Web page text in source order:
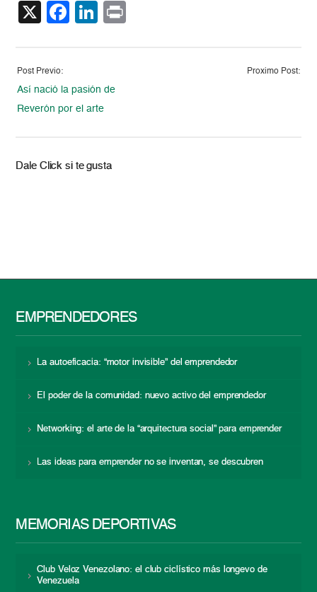
X Facebook
LinkedIn
Post Previo:
Así nació la pasión de
Reverón por el arte
Proximo Post:
Dale Click si te gusta
EMPRENDEDORES
La autoeficacia: “motor invisible” del emprendedor
El poder de la comunidad: nuevo activo del emprendedor
Networking: el arte de la “arquitectura social” para emprender
Las ideas para emprender no se inventan, se descubren
MEMORIAS DEPORTIVAS
Club Veloz Venezolano: el club ciclístico más longevo de
Venezuela